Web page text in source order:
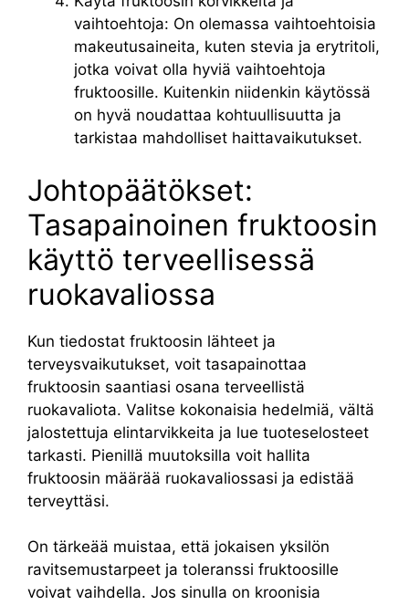
vaihtoehtoja: On olemassa vaihtoehtoisia
makeutusaineita, kuten stevia ja erytritoli,
jotka voivat olla hyviä vaihtoehtoja
fruktoosille. Kuitenkin niidenkin käytössä
on hyvä noudattaa kohtuullisuutta ja
tarkistaa mahdolliset haittavaikutukset.
Johtopäätökset:
Tasapainoinen fruktoosin
käyttö terveellisessä
ruokavaliossa
Kun tiedostat fruktoosin lähteet ja
terveysvaikutukset, voit tasapainottaa
fruktoosin saantiasi osana terveellistä
ruokavaliota. Valitse kokonaisia hedelmiä, vältä
jalostettuja elintarvikkeita ja lue tuoteselosteet
tarkasti. Pienillä muutoksilla voit hallita
fruktoosin määrää ruokavaliossasi ja edistää
terveyttäsi.
On tärkeää muistaa, että jokaisen yksilön
ravitsemustarpeet ja toleranssi fruktoosille
voivat vaihdella. Jos sinulla on kroonisia